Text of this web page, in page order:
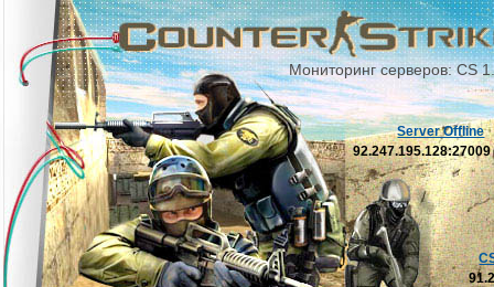
Мониторинг серверов: CS
Server Offline
92.247.195.128:27009